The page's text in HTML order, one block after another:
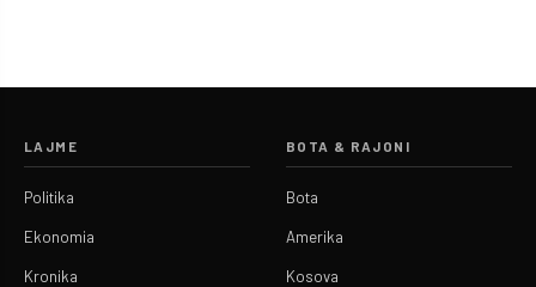
LAJME
Politika
Ekonomia
Kronika
BOTA & RAJONI
Bota
Amerika
Kosova